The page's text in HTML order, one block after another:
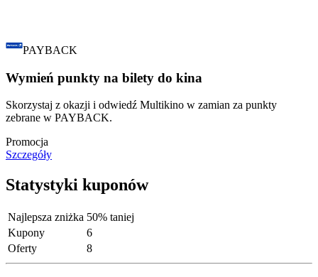
PAYBACK
Wymień punkty na bilety do kina
Skorzystaj z okazji i odwiedź Multikino w zamian za punkty
zebrane w PAYBACK.
Promocja
Szczegóły
Statystyki kuponów
Najlepsza zniżka 50% taniej
Kupony
6
Oferty
8